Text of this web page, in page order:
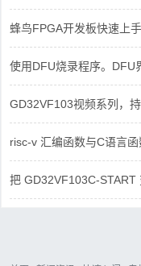
蜂鸟FPGA开发板快速上手
使用DFU烧录程序。DFU
GD32VF103视频系列，持
risc-v 汇编函数与C语言函
把 GD32VF103C-START